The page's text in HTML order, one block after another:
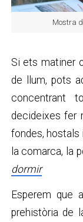
Mostra
Si ets matiner
de llum, pots
concentrant
decideixes fer
fondes, hostals
la comarca, la
dormir
Esperem que
prehistòria de